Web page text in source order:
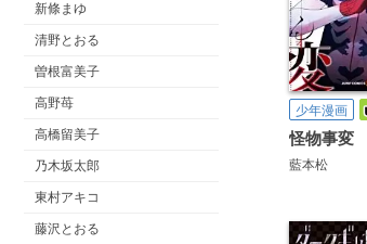
新條まゆ
清野とおる
曽根富美子
高野苺
高橋留美子
乃木坂太郎
東村アキコ
藤沢とおる
少年漫画
怪物事変
藍本松